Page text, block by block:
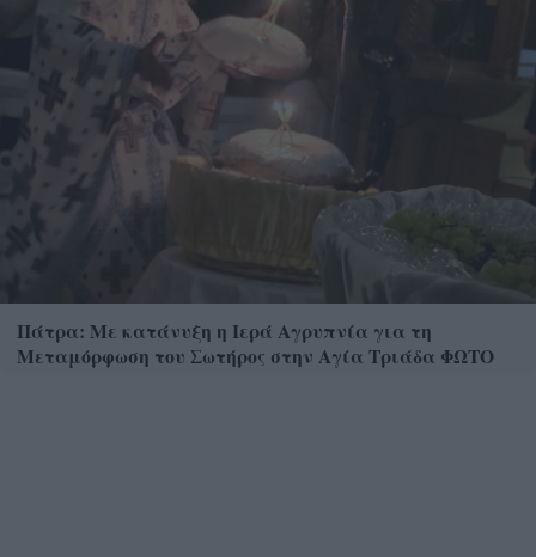
Πάτρα: Με κατάνυξη η Ιερά Αγρυπνία για τη
Μεταμόρφωση του Σωτήρος στην Αγία Τριάδα ΦΩΤΟ